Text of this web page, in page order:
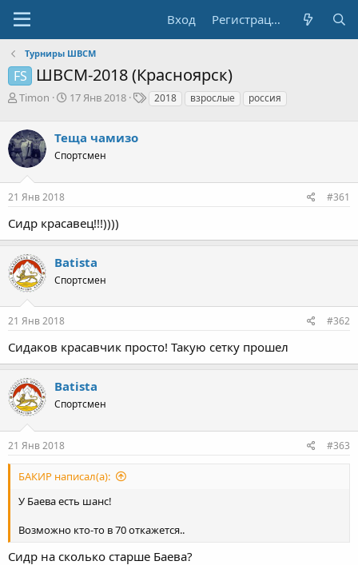
Вход Регистрация
Турниры ШВСМ
FS ШВСМ-2018 (Красноярск)
А
о
р
т
е
м
Timon
Д
а
н
ч
а
17 Янв 2018
Т2018 взрослые россия
Теща чамизо
Спортсмен
21 Янв 2018 #361
Сидр красавец!!!))))
Batista
Спортсмен
21 Янв 2018 #362
Сидаков красавчик просто! Такую сетку прошел
Batista
Спортсмен
21 Янв 2018 #363
БАКИР написал(а):
У Баева есть шанс!
Возможно кто-то в 70 откажется..
Сидр на сколько старше Баева?